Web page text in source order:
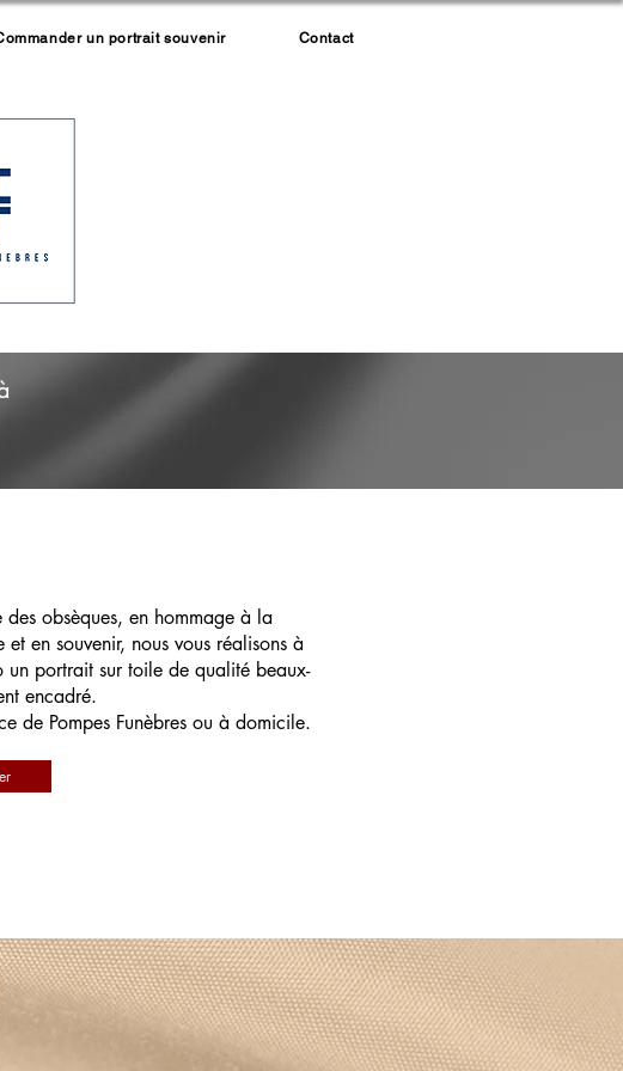
un portrait souvenir Contact
des obsèques, en hommage à la
et en souvenir, nous vous réalisons à
portrait sur toile de qualité beaux-
encadré.
de Pompes Funèbres ou à domicile.